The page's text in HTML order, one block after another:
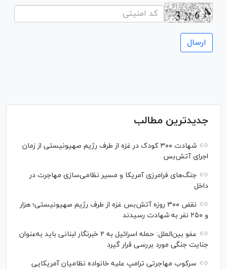
جدیدترین مطالب
شهادت ۳۰۰ کودک در غزه از طرف رژیم صهیونیستی از زمان
اجرای آتش‌بس
جنگ‌های فرامرزی آمریکا و مسیر نظامی‌سازی مهاجرت در
داخل
نقض ۳۰۰ روزه آتش‌بس غزه از طرف رژیم صهیونیستی؛ هزار
و ۲۵۰ نفر به شهادت رسیدند
عفو بین‌الملل: حمله اسرائیل به ۲ خبرنگار لبنانی باید به‌عنوان
جنایت جنگی مورد بررسی قرار گیرد
سرکوب مهاجرتی ترامپ علیه خانواده نظامیان آمریکایی